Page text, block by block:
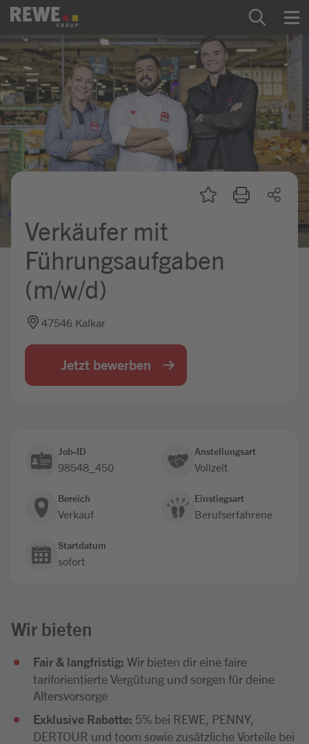
Zum Inhalt springen
Startseite
REWE Group als Arbeitgeber
Ausbildung & Studium
Praktikum & Werkstudium
Mein Kandidat:innenprofil
Verkäufer mit
Führungsaufgaben
(m/w/d)
47546 Kalkar
Jetzt bewerben
Job-ID
98548_450
Anstellungsart
Vollzeit
Bereich
Verkauf
Einstiegsart
Berufserfahrene
Startdatum
sofort
Wir bieten
Fair & langfristig: Wir bieten dir eine faire
tariforientierte Vergütung und sorgen für deine
Altersvorsorge
Exklusive Rabatte: 5% bei REWE, PENNY,
DERTOUR und toom sowie zusätzliche Vorteile bei